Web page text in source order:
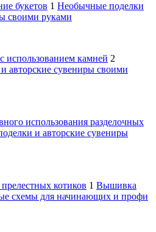
букетов 1 Необычные поделки
своими руками
использованием камней 2
авторские сувениры своими
использования разделочных
и авторские сувениры
котиков 1 Вышивка
схемы для начинающих и профи